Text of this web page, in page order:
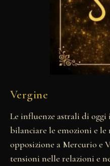
Vergine
Le influenze astrali di
bilanciare le emozioni e
opposizione a Mercurio e
tensioni nelle relazioni e